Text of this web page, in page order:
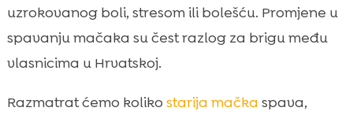
Bolesti koje mogu utjecati na spavanje
Uloga prehrane u spavanju i općem miru
CricksyCat kao podrška mirnijem snu i
osjetljivom organizmu seniora
uzrokovanog boli, stresom ili bolešću. Promjene u
spavanju mačaka su čest razlog za brigu među
vlasnicima u Hrvatskoj.
Razmatrat ćemo koliko starija mačka spava,